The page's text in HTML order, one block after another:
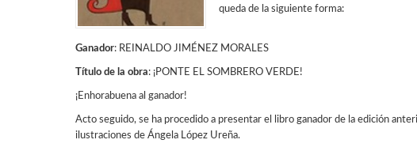
queda de la siguiente forma:
Ganador: REINALDO JIMÉNEZ MORALES
Título de la obra: ¡PONTE EL SOMBRERO VERDE!
¡Enhorabuena al ganador!
Acto seguido, se ha procedido a presentar el libro ganador de la edición
ilustraciones de Ángela López Ureña.